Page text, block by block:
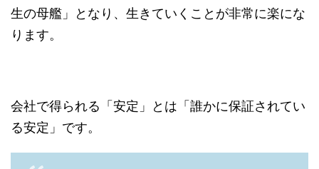
生の母艦」となり、生きていくことが非常に楽にな
ります。
会社で得られる「安定」とは「誰かに保証されてい
る安定」です。